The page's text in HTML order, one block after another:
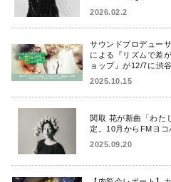
2026.02.2
サウンドプロデュー
による『リズムで差
ョップ』が12/7に渋
2025.10.15
関取 花が新曲「わた
定。10月からFMヨコ
2025.09.20